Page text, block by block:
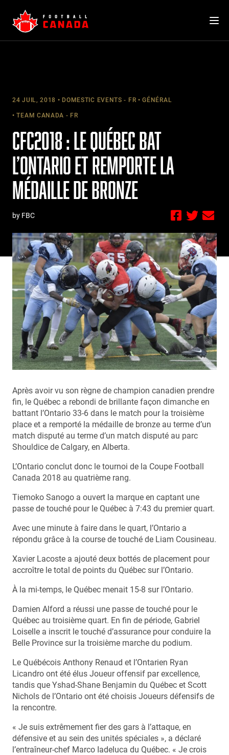
content
24 JUIL, 2018 DOMESTIC EVENTS - FR GÉNÉRAL
TEAM CANADA - FR
CFC2018 : LE QUÉBEC BAT
L’ONTARIO ET REMPORTE LA
MÉDAILLE DE BRONZE
by FBC
Après avoir vu son règne de champion canadien prendre
fin, le Québec a rebondi de brillante façon dimanche en
battant l’Ontario 33-6 dans le match pour la troisième
place et a remporté la médaille de bronze au terme d’un
match disputé au terme d’un match disputé au parc
Shouldice de Calgary, en Alberta.
L’Ontario conclut donc le tournoi de la Coupe Football
Canada 2018 au quatrième rang.
Tiemoko Sanogo a ouvert la marque en captant une
passe de touché pour le Québec à 7:43 du premier quart.
Avec une minute à faire dans le quart, l’Ontario a
répondu grâce à la course de touché de Liam Cousineau.
Xavier Lacoste a ajouté deux bottés de placement pour
accroître le total de points du Québec sur l’Ontario.
À la mi-temps, le Québec menait 15-8 sur l’Ontario.
Damien Alford a réussi une passe de touché pour le
Québec au troisième quart. En fin de période, Gabriel
Loiselle a inscrit le touché d’assurance pour conduire la
Belle Province sur la troisième marche du podium.
Le Québécois Anthony Renaud et l’Ontarien Ryan
Licandro ont été élus Joueur offensif par excellence,
tandis que Yshad-Shane Benjamin du Québec et Scott
Nichols de l’Ontario ont été choisis Joueurs défensifs de
la rencontre.
« Je suis extrêmement fier des gars à l’attaque, en
défensive et au sein des unités spéciales », a déclaré
l’entraîneur-chef Marco Iadeluca du Québec. « Je crois